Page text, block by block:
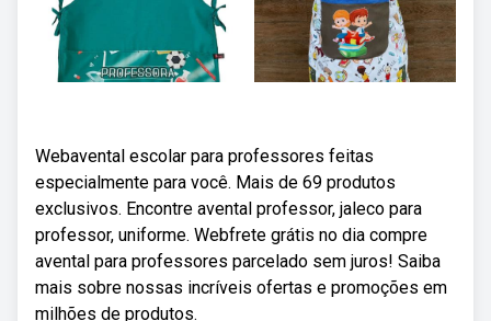
Webavental escolar para professores feitas
especialmente para você. Mais de 69 produtos
exclusivos. Encontre avental professor, jaleco para
professor, uniforme. Webfrete grátis no dia compre
avental para professores parcelado sem juros! Saiba
mais sobre nossas incríveis ofertas e promoções em
milhões de produtos.